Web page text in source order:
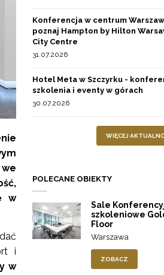
w
i
w
Konferencja w centrum
poznaj Hampton by Hilton
City Centre
31.07.2026
Hotel Meta w Szczyrku -
szkolenia i eventy w górach
30.07.2026
WIĘCEJ
POLECANE OBIEKTY
Sale
szkoleniowe
Floor
Warszawa
ZOBACZ